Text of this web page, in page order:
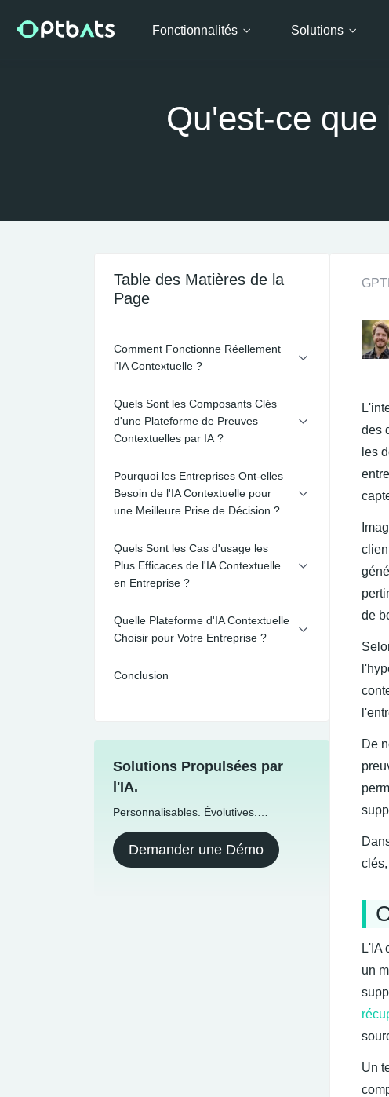
Fonctionnalités Solutions
Qu'est-ce
Table des Matières de la
Page
Comment Fonctionne Réellement
l'IA Contextuelle ?
Quels Sont les Composants Clés
d'une Plateforme de Preuves
Contextuelles par IA ?
Pourquoi les Entreprises Ont-elles
Besoin de l'IA Contextuelle pour
une Meilleure Prise de Décision ?
Quels Sont les Cas d'usage les
Plus Efficaces de l'IA Contextuelle
en Entreprise ?
Quelle Plateforme d'IA Contextuelle
Choisir pour Votre Entreprise ?
Conclusion
Solutions Propulsées par
l'IA.
Personnalisables. Évolutives.
Internationales.
Demander une Démo
des
les
de
De
L'IA
un
Un